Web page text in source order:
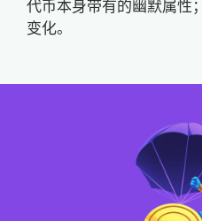
代币本身带有的幽默属性
变化。